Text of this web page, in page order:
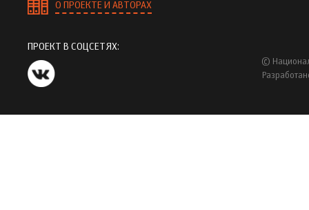
О ПРОЕКТЕ И АВТОРАХ
ПРОЕКТ В СОЦСЕТЯХ:
©